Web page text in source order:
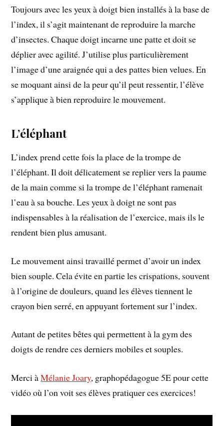
Toujours avec les yeux à doigt bien installés à la base de
l’index, il s’agit maintenant de reproduire la marche
d’insectes. Chaque doigt incarne une patte et doit se
déplier avec agilité. J’utilise plus particulièrement
l’image d’une araignée qui a des pattes bien velues. En
se moquant ainsi de la peur qu’il peut ressentir, l’élève
s’applique à bien reproduire le mouvement.
L’éléphant
L’index prend cette fois la place de la trompe de
l’éléphant. Il doit délicatement se replier vers la paume
de la main comme si la trompe de l’éléphant ramenait
l’eau à sa bouche. Les yeux à doigt ne sont pas
indispensables à la réalisation de l’exercice, mais ils le
rendent bien plus amusant.
Le mouvement ainsi travaillé permet d’avoir un index
bien souple. Cela évite en partie les crispations, souvent
à l’origine de douleurs, quand les élèves tiennent le
crayon bien serré, en appuyant fortement sur l’index.
Autant de petites bêtes qui permettent à la gym des
doigts de rendre ces derniers mobiles et souples.
Merci àMélanie Joary, graphopédagogue 5E pour cette
vidéo où l’on voit ses élèves pratiquer ces exercices!